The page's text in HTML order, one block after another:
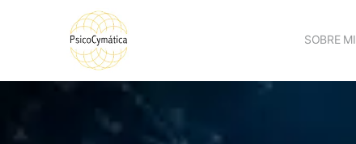
SOBRE MI